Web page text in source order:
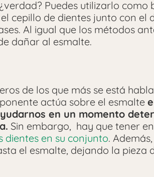
Puedes utilizarlo
cepillo de dientes junto con el
Al igual que los métodos
dañar al esmalte.
de los que más se está
actúa sobre el esmalte
en un momento
Sin embargo, hay que tener
dientes en su conjunto.
el esmalte, dejando la pieza